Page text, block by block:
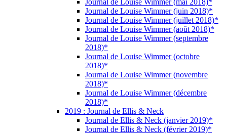
Journal de Louise Wimmer (mai 2018)*
Journal de Louise Wimmer (juin 2018)*
Journal de Louise Wimmer (juillet 2018)*
Journal de Louise Wimmer (août 2018)*
Journal de Louise Wimmer (septembre
2018)*
Journal de Louise Wimmer (octobre
2018)*
Journal de Louise Wimmer (novembre
2018)*
Journal de Louise Wimmer (décembre
2018)*
2019 : Journal de Ellis & Neck
Journal de Ellis & Neck (janvier 2019)*
Journal de Ellis & Neck (février 2019)*